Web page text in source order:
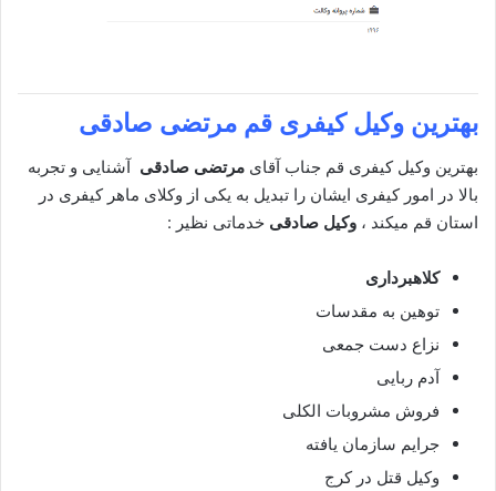
بهترین وکیل کیفری قم مرتضی صادقی
بهترین وکیل کیفری قم جناب آقای مرتضی صادقی آشنایی و تجربه
بالا در امور کیفری ایشان را تبدیل به یکی از وکلای ماهر کیفری در
استان قم میکند ، وکیل صادقی خدماتی نظیر :
کلاهبرداری
توهین به مقدسات
نزاع دست جمعی
آدم ربایی
فروش مشروبات الکلی
جرایم سازمان یافته
وکیل قتل در کرج